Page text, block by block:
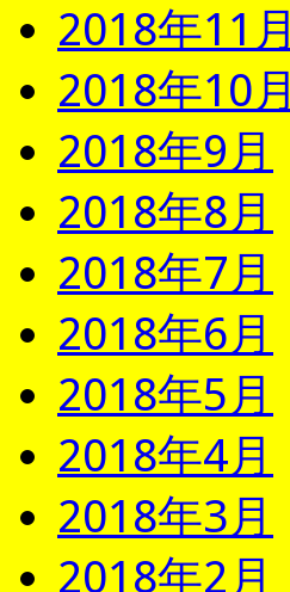
2018年11月
2018年10月
2018年9月
2018年8月
2018年7月
2018年6月
2018年5月
2018年4月
2018年3月
2018年2月